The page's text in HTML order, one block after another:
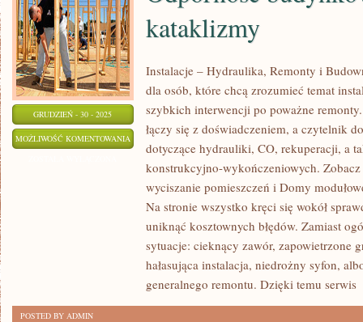
GRUDZIEŃ - 30 - 2025
MOŻLIWOŚĆ KOMENTOWANIA ODPORNOŚĆ
BUDYNKÓW
KATAKLIZMY
kataklizmy
Instalacje – Hydraulika, Remonty i
dla osób, które chcą zrozumieć temat
szybkich interwencji po poważne
łączy się z doświadczeniem, a czytelnik
dotyczące hydrauliki, CO, rekuperacji, a
konstrukcyjno-wykończeniowych.
wyciszanie pomieszczeń i Domy
Na stronie wszystko kręci się wokół
uniknąć kosztownych błędów. Zamiast
sytuacje: cieknący zawór, zapowietrzone
hałasująca instalacja, niedrożny syfon,
generalnego remontu. Dzięki temu serwis
POSTED BY ADMIN